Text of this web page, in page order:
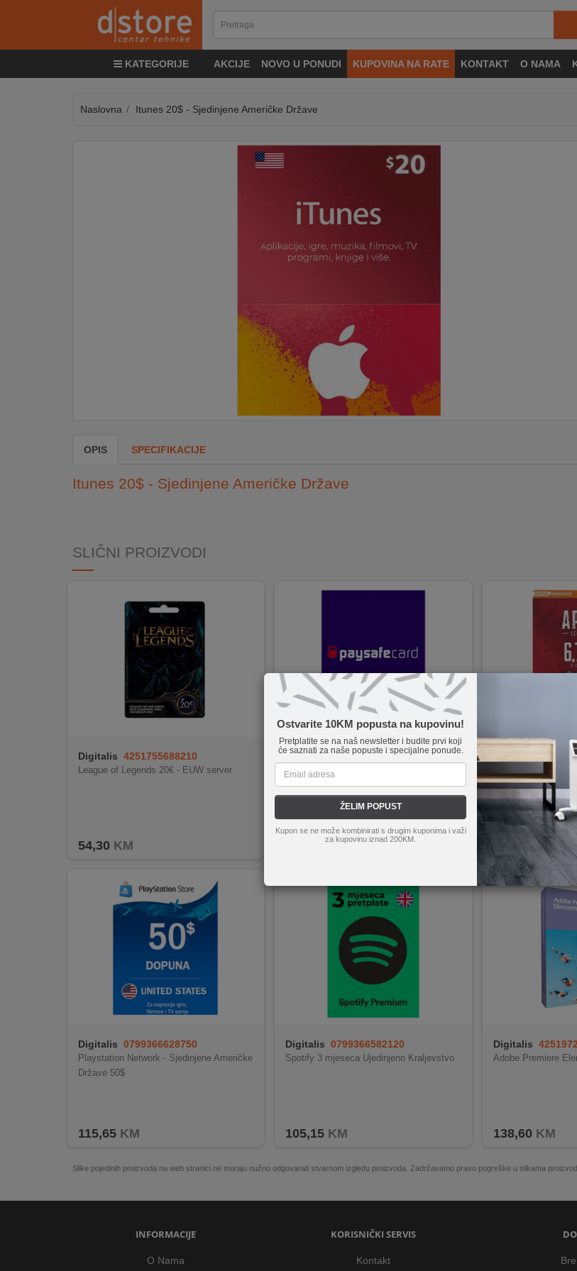
KATEGORIJE AKCIJE NOVO U PONUDI KUPOVINA NA RATE KONTAKT O NAMA
&
KLIMATIZACIJA
INOSTRANSTVA
Ostvarite 10KM popusta na kupovinu!
Pretplatite se na naš newsletter i budite prvi koji
će saznati za naše popuste i specijalne ponude.
ŽELIM POPUST
Kupon se ne može kombinirati s drugim kuponima i važi
za kupovinu iznad 200KM.
Naslovna Itunes 20$ - Sjedinjene Američke Države
OPIS SPECIFIKACIJE
Itunes 20$ - Sjedinjene Američke Države
SLIČNI PROIZVODI
Digitalis 4251755688210
League of Legends 20€ - EUW server
54,30 KM
Digitalis 6337180280026
Paysafe 25 EUR
KM
Digitalis
Apex Legends
EU
154,25KM
Digitalis 0799366628750
Playstation Network - Sjedinjene Američke
Države 50$
115,65KM
Digitalis 0799366582120
Spotify 3 mjeseca Ujedinjeno Kraljevstvo
105,15 KM
Digitalis
Adobe Premiere
138,60 KM
Slike pojedinih proizvoda na web stranici ne moraju nužno odgovarati stvarnom izgledu proizvoda. Zadržavamo pravo pogreške u slikama
INFORMACIJE
O Nama
KORISNIČKI SERVIS
Kontakt